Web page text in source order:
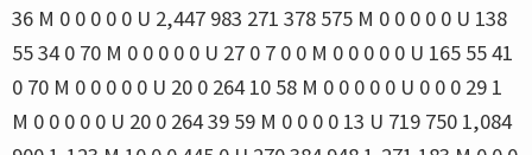
36 M 0 0 0 0 0 U 2,447 983 271 378 575 M 0 0 0 0 0 U 138
55 34 0 70 M 0 0 0 0 0 U 27 0 7 0 0 M 0 0 0 0 0 U 165 55 41
0 70 M 0 0 0 0 0 U 20 0 264 10 58 M 0 0 0 0 0 U 0 0 0 29 1
M 0 0 0 0 0 U 20 0 264 39 59 M 0 0 0 0 13 U 719 750 1,084